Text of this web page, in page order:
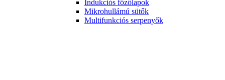
Indukciós főzőlapok
Mikrohullámú sütők
Multifunkciós serpenyők